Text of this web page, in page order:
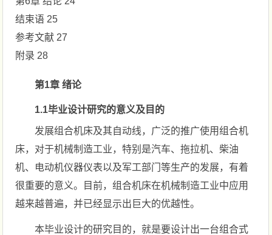
结束语 25
参考文献 27
附录 28
第1章 绪论
1.1毕业设计研究的意义及目的
发展组合机床及其自动线，广泛的推广使用组合机
床，对于机械制造工业，特别是汽车、拖拉机、柴油
机、电动机仪器仪表以及军工部门等生产的发展，有着
很重要的意义。目前，组合机床在机械制造工业中应用
越来越普遍，并已经显示出巨大的优越性。
本毕业设计的研究目的，就是要设计出一台组合式